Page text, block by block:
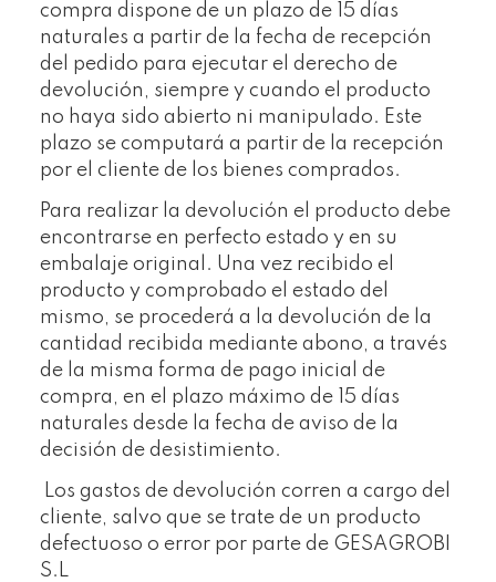
compra dispone de un plazo de 15 días
naturales a partir de la fecha de recepción
del pedido para ejecutar el derecho de
devolución, siempre y cuando el producto
no haya sido abierto ni manipulado. Este
plazo se computará a partir de la recepción
por el cliente de los bienes comprados.
Para realizar la devolución el producto debe
encontrarse en perfecto estado y en su
embalaje original. Una vez recibido el
producto y comprobado el estado del
mismo, se procederá a la devolución de la
cantidad recibida mediante abono, a través
de la misma forma de pago inicial de
compra, en el plazo máximo de 15 días
naturales desde la fecha de aviso de la
decisión de desistimiento.
Los gastos de devolución corren a cargo del
cliente, salvo que se trate de un producto
defectuoso o error por parte de GESAGROBI
S.L